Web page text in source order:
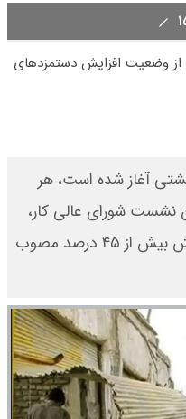
از وضعیت افزایش دستمزدهای
آغاز شده است، هر
شورای عالی کار،
حداقل دستمزد سال ۱۴۰۴ با افزایش بیش از ۴۵ درصد مصوب